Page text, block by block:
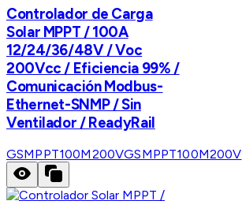
Controlador de Carga
Solar MPPT / 100A
12/24/36/48V / Voc
200Vcc / Eficiencia 99% /
Comunicación Modbus-
Ethernet-SNMP / Sin
Ventilador / ReadyRail
GSMPPT100M200VGSMPPT100M200V